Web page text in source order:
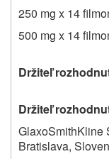
250 mg x 14
500 mg x 14
Držiteľ
Držiteľ
GlaxoSmithKline
Bratislava,